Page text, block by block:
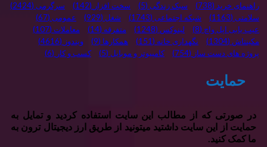
راهنمای خرید (738) سبک زندگی (5) سخت افزار (142) سرگرمی (2424)
سلامتی (1163) شبکه اجتماعی (1743) شغل (929) عمومی (67)
عیب یابی اپل واچ (8) لینوکس (1248) متفرقه (14) معاملات (107)
مکینتاش (1304) نگهداری خانه (151) همکارها (9) ویندوز (4616)
پروژه های دست ساز (754) کامپیوتر و موبایل (5) کسب و کار (6)
حمایت
در صورتی که از مطالب این سایت استفاده کردید و تمایل به
حمایت از این سایت داشتید میتونید از طریق ارز دیجیتال ترون به
ما کمک کنید.